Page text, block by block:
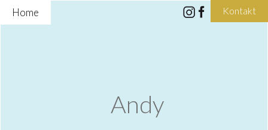
Home Kontakt
Andy